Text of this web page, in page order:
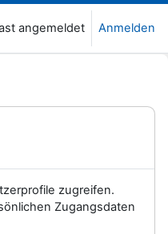
angemeldet Anmelden
zugreifen.
Zugangsdaten